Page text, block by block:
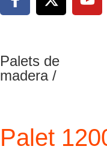
Palets de
madera /
Palet